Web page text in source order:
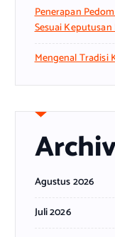
Penerapan
Sesuai
Mengenal Tradisi
Agustus 2026
Juli 2026